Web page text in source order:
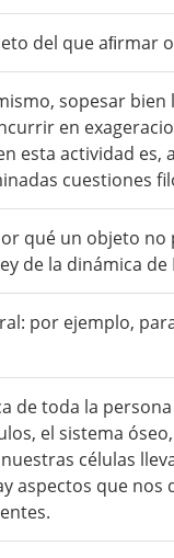
del que aﬁrmar
sopesar
en
esta actividad
cuestiones
qué un objeto no
de la dinámica de
por ejemplo,
de toda la
el sistema
células
aspectos que nos